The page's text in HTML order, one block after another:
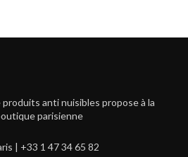
anti nuisibles propose à la
parisienne
| +33 1 47 34 65 82